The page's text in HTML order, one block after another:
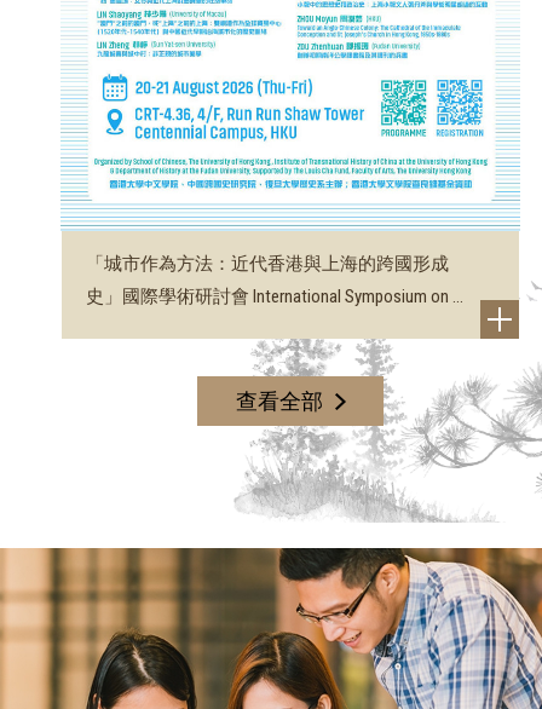
「城市作為方法：近代香港與上海的跨國形成
史」國際學術研討會 International Symposium on ...
查看全部